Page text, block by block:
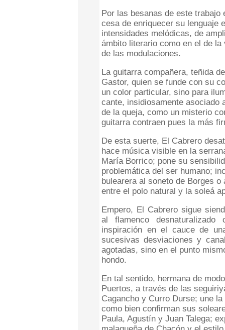
Por las besanas de este trabajo
cesa de enriquecer su lenguaje
intensidades melódicas, de
ámbito literario como en el de
de las modulaciones.
La guitarra compañera, teñida
Gastor, quien se funde con su
un color particular, sino para
cante, insidiosamente asociado
de la queja, como un misterio
guitarra contraen pues la más
De esta suerte, El Cabrero
hace música visible en la
María Borrico; pone su
problemática del ser humano;
bulearera al soneto de Borges
entre el polo natural y la soleá
Empero, El Cabrero sigue
al flamenco
inspiración en el cauce de
sucesivas desviaciones y
agotadas, sino en el punto
hondo.
En tal sentido, hermana de
Puertos, a través de las
Cagancho y Curro Durse; une
como bien confirman sus
Paula, Agustín y Juan Talega;